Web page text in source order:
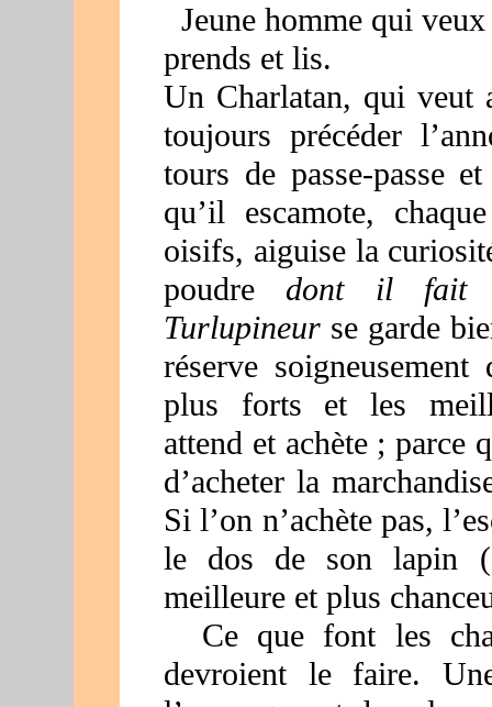
Jeune homme qui
prends et lis.
Un Charlatan, qui veut
toujours précéder
tours de passe-passe
qu’il escamote,
oisifs, aiguise la
poudre dont il fait
Turlupineur se garde
réserve
plus forts et les
attend et achète ; parce
d’acheter la
Si l’on n’achète pas,
le dos de son lapin
meilleure et plus
Ce que font les
devroient le faire.